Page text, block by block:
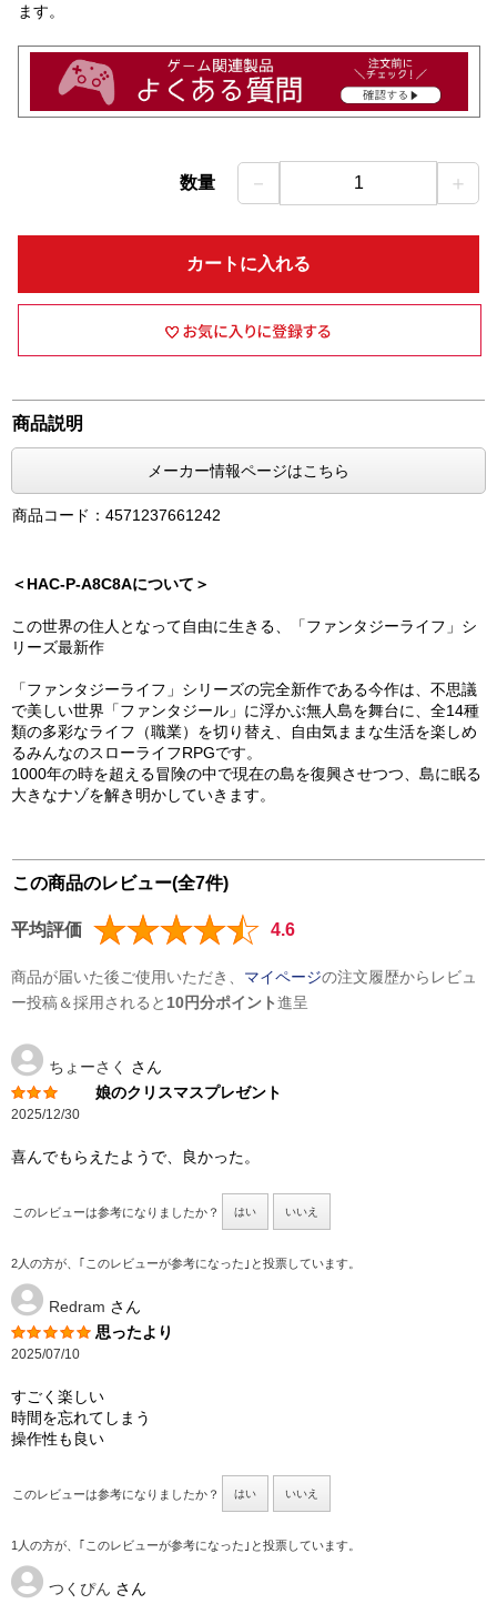
ます。
数量 － 1 ＋
カートに入れる
商品説明
メーカー情報ページはこちら
商品コード：4571237661242
＜HAC-P-A8C8Aについて＞
この世界の住人となって自由に生きる、「ファンタジーライフ」シ
リーズ最新作
「ファンタジーライフ」シリーズの完全新作である今作は、不思議
で美しい世界「ファンタジール」に浮かぶ無人島を舞台に、全14種
類の多彩なライフ（職業）を切り替え、自由気ままな生活を楽しめ
るみんなのスローライフRPGです。
1000年の時を超える冒険の中で現在の島を復興させつつ、島に眠る
大きなナゾを解き明かしていきます。
この商品のレビュー(全7件)
平均評価 4.6
商品が届いた後ご使用いただき、 マイページの注文履歴からレビュ
ー投稿＆採用されると 10円分ポイント進呈
ちょーさく
さん
娘のクリスマスプレゼント
2025/12/30
喜んでもらえたようで、良かった。
このレビューは参考になりましたか？ はい いいえ
2人の方が、｢このレビューが参考になった｣と投票しています。
Redram さん
思ったより
2025/07/10
すごく楽しい
時間を忘れてしまう
操作性も良い
このレビューは参考になりましたか？ はい いいえ
1人の方が、｢このレビューが参考になった｣と投票しています。
つくぴん さん